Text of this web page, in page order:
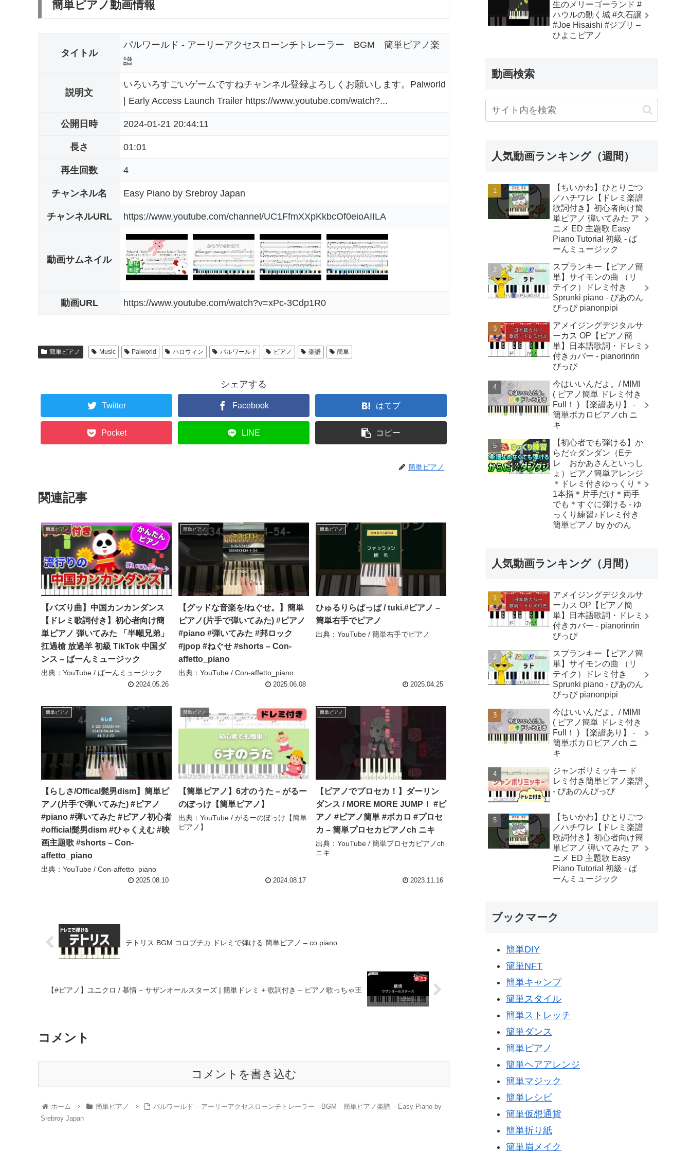
簡単ピアノ動画情報
タイトル
パルワールド - アーリーアクセスローンチトレーラー BGM 簡単ピアノ楽
譜
説明文
いろいろすごいゲームですねチャンネル登録よろしくお願いします。Palworld
| Early Access Launch Trailer https://www.youtube.com/watch?...
公開日時 2024-01-21 20:44:11
長さ 01:01
再生回数 4
チャンネル名 Easy Piano by Srebroy Japan
チャンネルURL https://www.youtube.com/channel/UC1FfmXXpKkbcOf0eioAIILA
動画サムネイル
動画URL https://www.youtube.com/watch?v=xPc-3Cdp1R0
簡単ピアノ Music Palworld ハロウィン パルワールド ピアノ 楽譜 簡単
シェアする
Twitter Facebook はてブ
Pocket LINE コピー
簡単ピアノ
関連記事
簡単ピアノ
【バズり曲】中国カンカンダンス
【ドレミ歌詞付き】初心者向け簡
単ピアノ 弾いてみた 「半噸兄弟」
扛過槍 放過羊 初級 TikTok 中国ダ
ンス – ばーんミュージック
出典：YouTube / ばーんミュージック
2024.05.26
簡単ピアノ
【グッドな音楽を/ねぐせ。】簡単
ピアノ(片手で弾いてみた) #ピアノ
#piano #弾いてみた #邦ロック
#jpop #ねぐせ #shorts – Con-
affetto_piano
出典：YouTube / Con-affetto_piano
2025.06.08
簡単ピアノ
ひゅるりらぱっぱ / tuki.#ピアノ –
簡単右手でピアノ
出典：YouTube / 簡単右手でピアノ
2025.04.25
簡単ピアノ
【らしさ/Offical髭男dism】簡単ピ
アノ(片手で弾いてみた) #ピアノ
#piano #弾いてみた #ピアノ初心者
#official髭男dism #ひゃくえむ #映
画主題歌 #shorts – Con-
affetto_piano
出典：YouTube / Con-affetto_piano
2025.08.10
簡単ピアノ
【簡単ピアノ】6才のうた – がるー
のぽっけ【簡単ピアノ】
出典：YouTube / がるーのぽっけ【簡単
ピアノ】
2024.08.17
簡単ピアノ
【ピアノでプロセカ！】ダーリン
ダンス / MORE MORE JUMP！ #ピ
アノ #ピアノ簡単 #ボカロ #プロセ
カ – 簡単プロセカピアノch ニキ
出典：YouTube / 簡単プロセカピアノch
ニキ
2023.11.16
テトリス BGM コロブチカ ドレミで弾ける 簡単ピアノ – co piano
【#ピアノ】ユニクロ / 慕情 – サザンオールスターズ | 簡単ドレミ + 歌詞付き – ピアノ歌っちゃ王
コメント
コメントを書き込む
ホーム 簡単ピアノ
パルワールド – アーリーアクセスローンチトレーラー BGM 簡単ピアノ楽譜 – Easy Piano by
Srebroy Japan
生のメリーゴーランド #
ハウルの動く城 #久石譲
#Joe Hisaishi #ジブリ –
ひよこピアノ
動画検索
人気動画ランキング（週間）
【ちいかわ】ひとりごつ
／ハチワレ【ドレミ楽譜
歌詞付き】初心者向け簡
単ピアノ 弾いてみた ア
ニメ ED 主題歌 Easy
Piano Tutorial 初級 - ば
ーんミュージック
スプランキー【ピアノ簡
単】サイモンの曲 （リ
テイク）ドレミ付き
Sprunki piano - ぴあのん
ぴっぴ pianonpipi
アメイジングデジタルサ
ーカス OP【ピアノ簡
単】日本語歌詞・ドレミ
付きカバー - pianorinrin
ぴっぴ
今はいいんだよ。/ MIMI
( ピアノ簡単 ドレミ付き
Full！ ) 【楽譜あり】 -
簡単ボカロピアノch ニ
キ
【初心者でも弾ける】か
らだ☆ダンダン（Eテ
レ おかあさんといっし
ょ）ピアノ簡単アレンジ
＊ドレミ付きゆっくり＊
1本指＊片手だけ＊両手
でも＊すぐに弾ける - ゆ
っくり練習♪ドレミ付き
簡単ピアノ by かのん
人気動画ランキング（月間）
アメイジングデジタルサ
ーカス OP【ピアノ簡
単】日本語歌詞・ドレミ
付きカバー - pianorinrin
ぴっぴ
スプランキー【ピアノ簡
単】サイモンの曲 （リ
テイク）ドレミ付き
Sprunki piano - ぴあのん
ぴっぴ pianonpipi
今はいいんだよ。/ MIMI
( ピアノ簡単 ドレミ付き
Full！ ) 【楽譜あり】 -
簡単ボカロピアノch ニ
キ
ジャンボリミッキー ド
レミ付き簡単ピアノ楽譜
- ぴあのんぴっぴ
【ちいかわ】ひとりごつ
／ハチワレ【ドレミ楽譜
歌詞付き】初心者向け簡
単ピアノ 弾いてみた ア
ニメ ED 主題歌 Easy
Piano Tutorial 初級 - ば
ーんミュージック
ブックマーク
簡単DIY
簡単NFT
簡単キャンプ
簡単スタイル
簡単ストレッチ
簡単ダンス
簡単ピアノ
簡単ヘアアレンジ
簡単マジック
簡単レシピ
簡単仮想通貨
簡単折り紙
簡単眉メイク